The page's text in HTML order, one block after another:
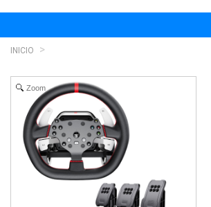
INICIO
Zoom